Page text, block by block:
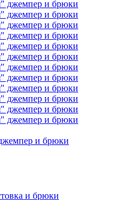
и брюки